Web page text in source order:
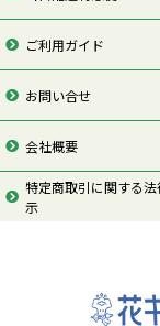
ご利用ガイド
お問い合せ
会社概要
特定商取引に関する
示